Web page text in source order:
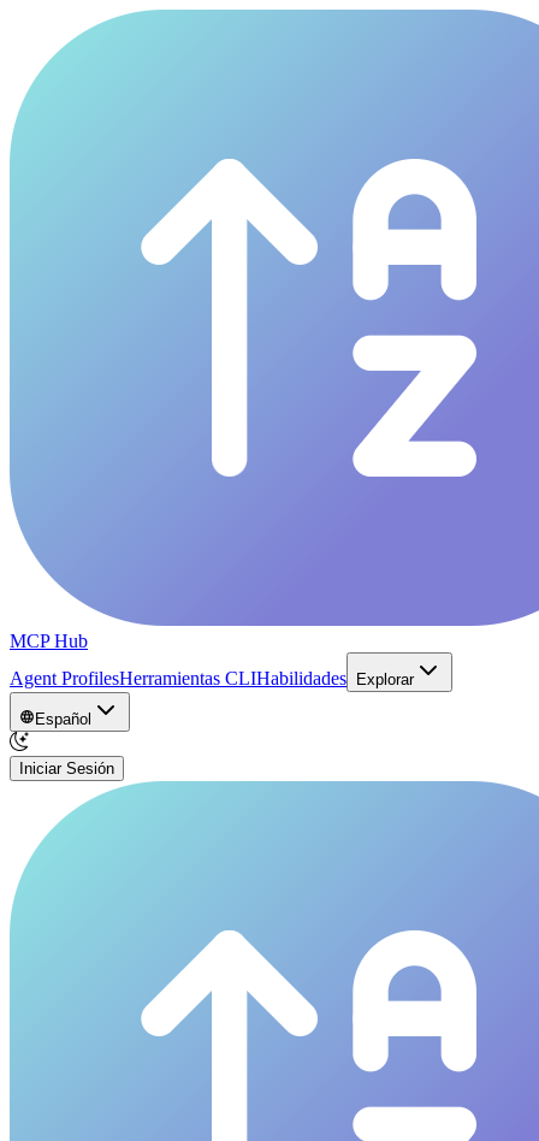
MCP Hub
Agent ProfilesHerramientas CLIHabilidades Explorar
Español
Iniciar Sesión